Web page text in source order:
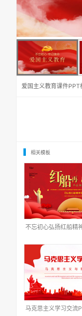
爱国主义教育课件
相关模板
不忘初心弘扬红船精
马克思主义学习交流